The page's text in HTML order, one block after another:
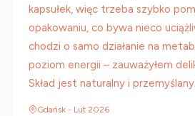
kapsułek, więc trzeba szybko
opakowaniu, co bywa nieco
chodzi o samo działanie na
poziom energii – zauważyłem
Skład jest naturalny i
Gdańsk - Lut 2026